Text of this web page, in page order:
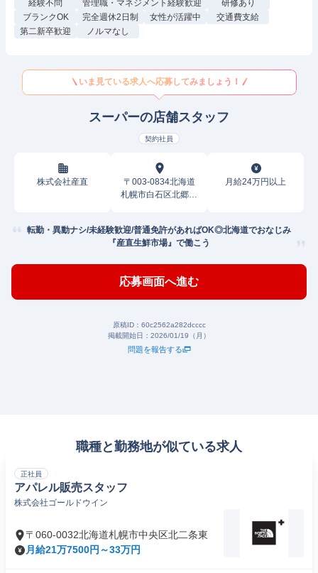
経験不問
管理職・マネジメント経験歓迎
研修あり
ブランクOK
完全週休2日制 女性が活躍中
交通費支給
第二新卒歓迎
ノルマなし
いま見ている求人へ応募してみましょう！
スーパーの店舗スタッフ
契約社員
株式会社産直
〒003-0834北海道
札幌市白石区北郷四
月給24万円以上
転勤・異動ナシ/未経験歓迎/普通免許があればOK◎北海道でおなじみ
『産直生鮮市場』で働こう
応募画面へ進む
原稿ID： 60c2562a282dcccc
掲載開始日： 2026/01/19（月）
問題を報告する
職種と勤務地が似ている求人
正社員
アパレル販売スタッフ
株式会社ゴールドウイン
〒060-0032北海道札幌市中央区北二条東
月給21万7500円～33万円